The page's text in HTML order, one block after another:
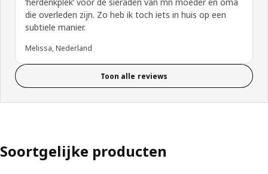
die overleden zijn. Zo heb ik toch iets in huis op een
subtiele manier.
Melissa, Nederland
Toon alle reviews
Soortgelijke producten